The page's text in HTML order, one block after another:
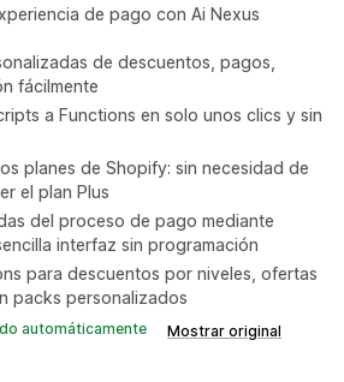
de pago con Ai Nexus
de descuentos, pagos,
fácilmente
a Functions en solo unos clics y sin
planes de Shopify: sin necesidad de
el plan Plus
del proceso de pago mediante
interfaz sin programación
para descuentos por niveles, ofertas
packs personalizados
automáticamente Mostrar original